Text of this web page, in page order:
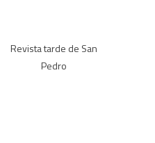
Revista tarde de San
Pedro